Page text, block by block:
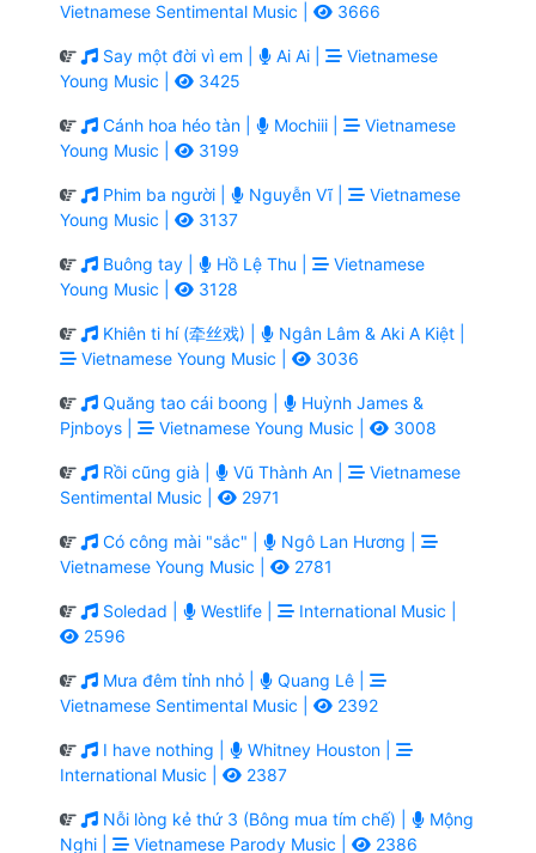
Vietnamese Sentimental Music |
3666
Say một đời vì em | Ai Ai |
Vietnamese
Young Music |
3425
Cánh hoa héo tàn | Mochiii |
Vietnamese
Young Music |
3199
Phim ba người | Nguyễn Vĩ |
Vietnamese
Young Music |
3137
Buông tay | Hồ Lệ Thu |
Vietnamese
Young Music |
3128
Khiên ti hí (牵丝戏) |
Ngân Lâm & Aki A Kiệt |
Vietnamese Young Music |
3036
Quăng tao cái boong |
Huỳnh James &
Pjnboys |
Vietnamese Young Music | 3008
Rồi cũng già | Vũ Thành An |
Vietnamese
Sentimental Music |
2971
Có công mài "sắc" |
Ngô Lan Hương |
Vietnamese Young Music |
2781
Soledad | Westlife |
International Music |
2596
Mưa đêm tỉnh nhỏ |
Quang Lê |
Vietnamese Sentimental Music |
2392
I have nothing |
Whitney Houston |
International Music |
2387
Nỗi lòng kẻ thứ 3 (Bông mua tím chế) |
Mộng
Nghi |
Vietnamese Parody Music | 2386